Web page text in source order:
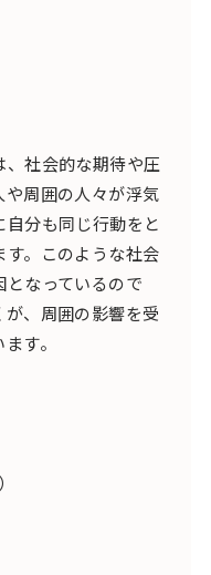
社会的な期待や圧
周囲の人々が浮気
分も同じ行動をと
。このような社会
なっているので
、周囲の影響を受
す。